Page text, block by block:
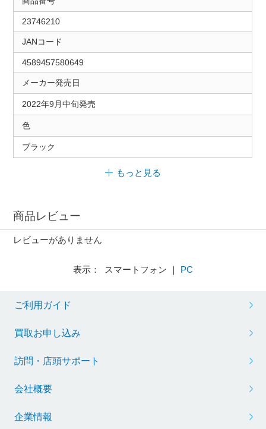
23746210
JANコード
4589457580649
メーカー発売日
2022年9月中旬発売
色
ブラック
もっと見る
商品レビュー
レビューがありません
表示： スマートフォン ｜ PC
ご利用ガイド
買取お申し込み
訪問・店頭サポート
会社概要
企業情報